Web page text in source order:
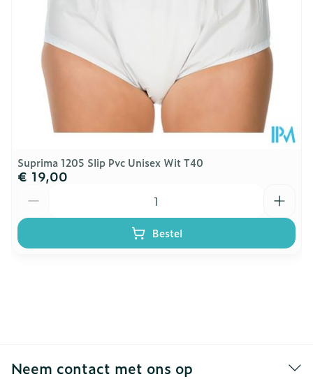
Behoud
Kamertemperatuur (15°C -
25°C)
Suprima 1205 Slip Pvc Unisex Wit T40
€ 19,00
Bestel
Neem contact met ons op